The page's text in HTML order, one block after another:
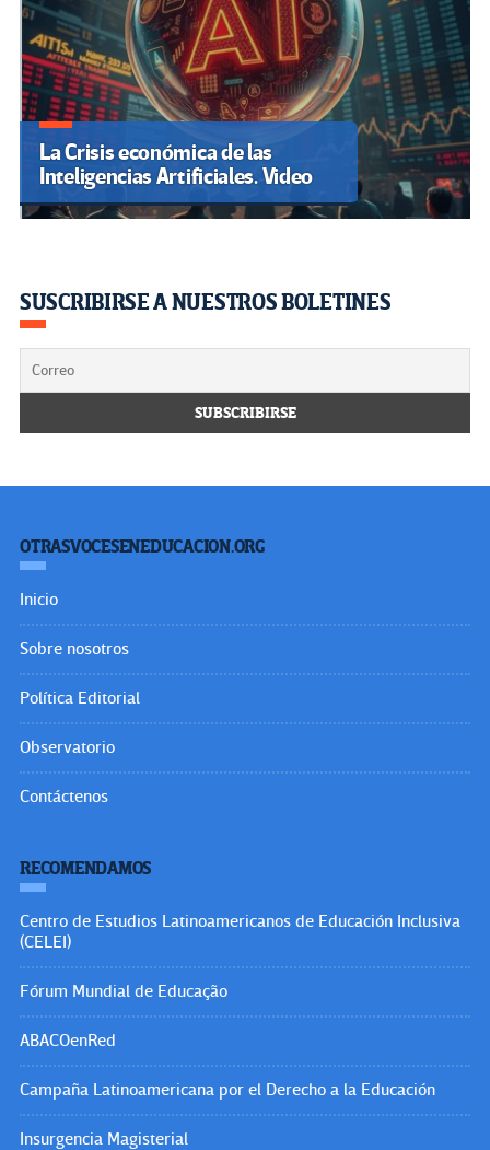
La Crisis económica de las
Inteligencias Artificiales. Video
SUSCRIBIRSE A NUESTROS BOLETINES
OTRASVOCESENEDUCACION.ORG
Inicio
Sobre nosotros
Política Editorial
Observatorio
Contáctenos
RECOMENDAMOS
Centro de Estudios Latinoamericanos de Educación Inclusiva
(CELEI)
Fórum Mundial de Educação
ABACOenRed
Campaña Latinoamericana por el Derecho a la Educación
Insurgencia Magisterial